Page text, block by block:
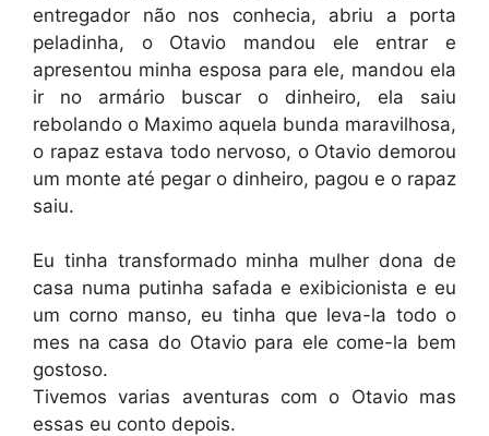
entregador não nos conhecia, abriu a porta
peladinha, o Otavio mandou ele entrar e
apresentou minha esposa para ele, mandou ela
ir no armário buscar o dinheiro, ela saiu
rebolando o Maximo aquela bunda maravilhosa,
o rapaz estava todo nervoso, o Otavio demorou
um monte até pegar o dinheiro, pagou e o rapaz
saiu.
Eu tinha transformado minha mulher dona de
casa numa putinha safada e exibicionista e eu
um corno manso, eu tinha que leva-la todo o
mes na casa do Otavio para ele come-la bem
gostoso.
Tivemos varias aventuras com o Otavio mas
essas eu conto depois.